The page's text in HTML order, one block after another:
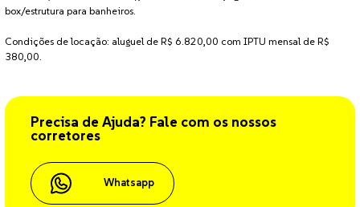
box/estrutura para banheiros.
Condições de locação: aluguel de R$ 6.820,00 com IPTU mensal de R$
380,00.
Precisa de Ajuda? Fale com os nossos
corretores
Whatsapp